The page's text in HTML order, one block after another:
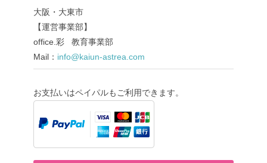
大阪・大東市
【運営事業部】
office.彩 教育事業部
Mail： info@kaiun-astrea.com
お支払いはペイパルもご利用できます。